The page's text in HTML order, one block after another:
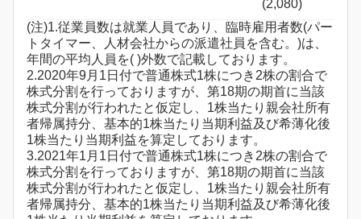
(2,080)
(注)1.従業員数は就業人員であり、臨時雇用者数(パー
トタイマー、人材会社からの派遣社員を含む。)は、
年間の平均人員を( )外数で記載しております。
2.2020年9月1日付で普通株式1株につき2株の割合で
株式分割を行っておりますが、第18期の期首に当該
株式分割が行われたと仮定し、1株当たり親会社所有
者帰属持分、基本的1株当たり当期利益及び希薄化後
1株当たり当期利益を算定しております。
3.2021年1月1日付で普通株式1株につき2株の割合で
株式分割を行っておりますが、第18期の期首に当該
株式分割が行われたと仮定し、1株当たり親会社所有
者帰属持分、基本的1株当たり当期利益及び希薄化後